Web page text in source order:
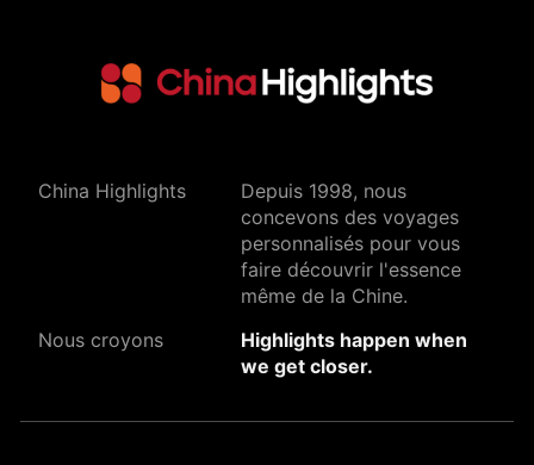
China Highlights
Depuis 1998, nous
concevons des voyages
personnalisés pour vous
faire découvrir l'essence
même de la Chine.
Nous croyons
Highlights happen when
we get closer.